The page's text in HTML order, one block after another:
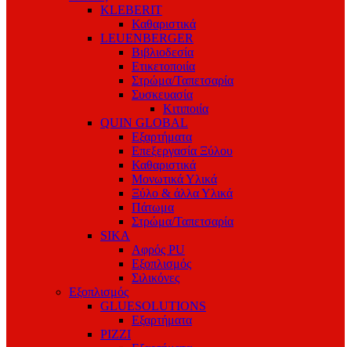
KLEBERIT
Καθαριστικά
LEUENBERGER
Βιβλιοδεσία
Ετικετοποιία
Στρώμα/Ταπετσαρία
Συσκευασία
Κιτιποιία
QUIN GLOBAL
Εξαρτήματα
Επεξεργασία Ξύλου
Καθαριστικά
Μονωτικά Υλικά
Ξύλο & άλλα Υλικά
Πάτωμα
Στρώμα/Ταπετσαρία
SIKA
Αφρός PU
Εξοπλισμός
Σιλικόνες
Εξοπλισμός
GLUESOLUTIONS
Εξαρτήματα
PIZZI